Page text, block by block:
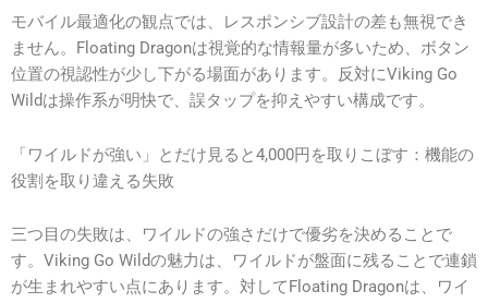
モバイル最適化の観点では、レスポンシブ設計の差も無視でき
ません。Floating Dragonは視覚的な情報量が多いため、ボタン
位置の視認性が少し下がる場面があります。反対にViking Go
Wildは操作系が明快で、誤タップを抑えやすい構成です。
「ワイルドが強い」とだけ見ると4,000円を取りこぼす：機能の
役割を取り違える失敗
三つ目の失敗は、ワイルドの強さだけで優劣を決めることで
す。Viking Go Wildの魅力は、ワイルドが盤面に残ることで連鎖
が生まれやすい点にあります。対してFloating Dragonは、ワイ